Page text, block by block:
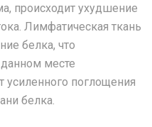
происходит ухудшение
Лимфатическая ткань
белка, что
месте
усиленного поглощения
белка.